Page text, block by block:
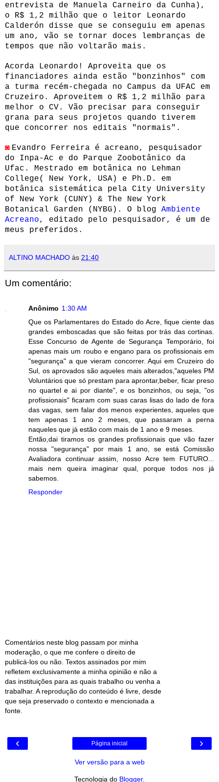
entrevista de Manuela Carneiro da Cunha),
o R$ 1,2 milhão que o leitor Leonardo
Calderón disse que se conseguiu em apenas
um ano, vão se tornar doces lembranças de
tempos que não voltarão mais.
Acorda Leonardo! Aproveita que os
financiadores ainda estão "bonzinhos" com
a turma recém-chegada no Campus da UFAC em
Cruzeiro. Aproveitem o R$ 1,2 milhão para
melhor o CV. Vão precisar para conseguir
grana para seus projetos quando tiverem
que concorrer nos editais "normais".
◙ Evandro Ferreira é acreano, pesquisador
do Inpa-Ac e do Parque Zoobotânico da
Ufac. Mestrado em botânica no Lehman
College( New York, USA) e Ph.D. em
botânica sistemática pela City University
of New York (CUNY) & The New York
Botanical Garden (NYBG). O blog Ambiente
Acreano, editado pelo pesquisador, é um de
meus preferidos.
ALTINO MACHADO às 21:40
Um comentário:
Anônimo 1:30 AM
Que os Parlamentares do Estado do Acre, fique ciente das
grandes emboscadas que são feitas por trás das cortinas.
Esse Concurso de Agente de Segurança Temporário, foi
apenas mais um roubo e engano para os profissionais em
"segurança" a que vieram concorrer. Aqui em Cruzeiro do
Sul, os aprovados são aqueles mais alterados,"aqueles PM
Voluntários que só prestam para aprontar,beber, ficar preso
no quartel e ai por diante", e os bonzinhos, ou seja, "os
profissionais" ficaram com suas caras lisas do lado de fora
das vagas, sem falar dos menos experientes, aqueles que
tem apenas 1 ano 2 meses, que passaram a perna
naqueles que já estão com mais de 1 ano e 9 meses.
Então,dai tiramos os grandes profissionais que vão fazer
nossa "segurança" por mais 1 ano, se está Comissão
Avaliadora continuar assim, nosso Acre tem FUTURO...
mais nem queira imaginar qual, porque todos nos já
sabemos.
Responder
Comentários neste blog passam por minha
moderação, o que me confere o direito de
publicá-los ou não. Textos assinados por mim
refletem exclusivamente a minha opinião e não a
das instituições para as quais trabalho ou venha a
trabalhar. A reprodução do conteúdo é livre, desde
que seja preservado o contexto e mencionada a
fonte.
‹ ›
Página inicial
Ver versão para a web
Tecnologia do Blogger.